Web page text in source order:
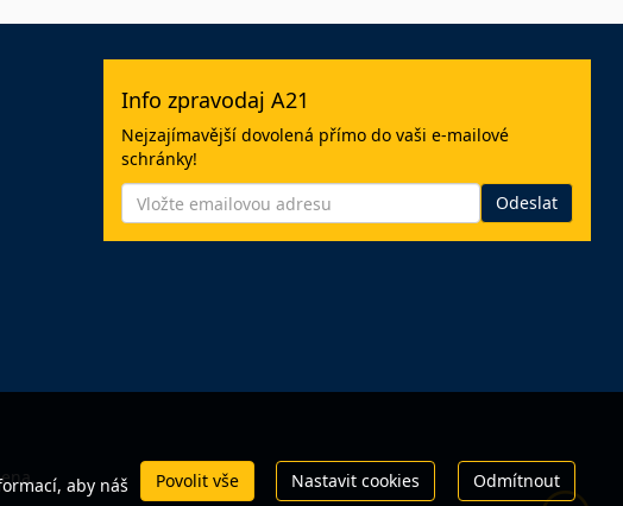
Info zpravodaj A21
Nejzajímavější dovolená přímo do vaši e-mailové
schránky!
aby náš
Povolit vše Nastavit cookies Odmítnout